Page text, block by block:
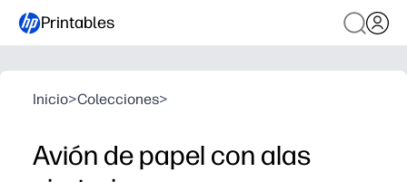
Printables
Inicio>Colecciones>
Avión de papel con alas